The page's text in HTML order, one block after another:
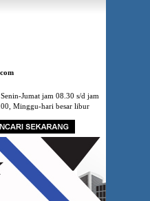
Jumat jam 08.30 s/d jam
Minggu-hari besar libur